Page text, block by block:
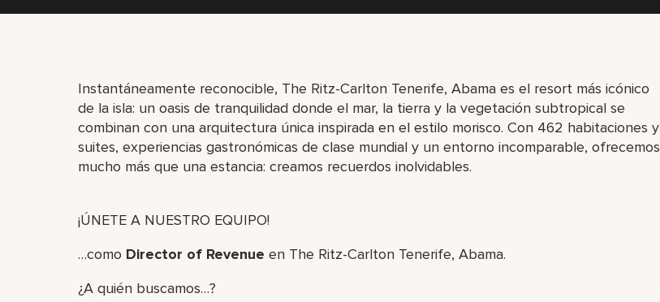
Instantáneamente reconocible, The Ritz-Carlton Tenerife, Abama es el resort más icónico
de la isla: un oasis de tranquilidad donde el mar, la tierra y la vegetación subtropical se
combinan con una arquitectura única inspirada en el estilo morisco. Con 462 habitaciones y
suites, experiencias gastronómicas de clase mundial y un entorno incomparable, ofrecemos
mucho más que una estancia: creamos recuerdos inolvidables.
¡ÚNETE A NUESTRO EQUIPO!
…como Director of Revenue en The Ritz-Carlton Tenerife, Abama.
¿A quién buscamos…?